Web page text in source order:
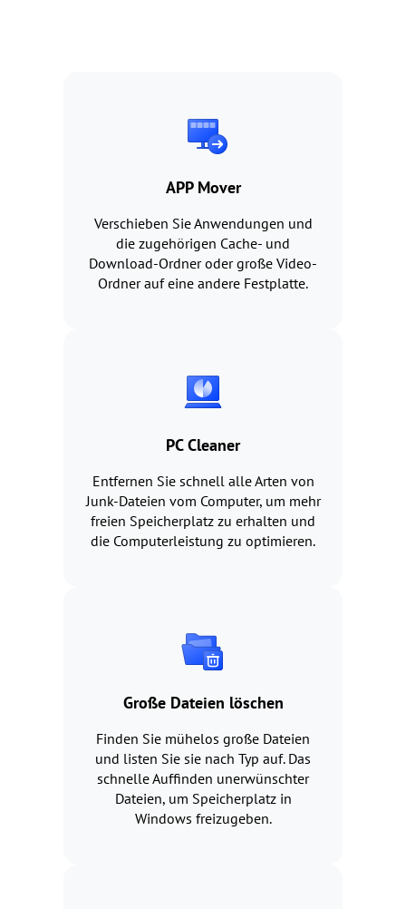
APP Mover
Verschieben Sie Anwendungen und
die zugehörigen Cache- und
Download-Ordner oder große Video-
Ordner auf eine andere Festplatte.
PC Cleaner
Entfernen Sie schnell alle Arten von
Junk-Dateien vom Computer, um mehr
freien Speicherplatz zu erhalten und
die Computerleistung zu optimieren.
Große Dateien löschen
Finden Sie mühelos große Dateien
und listen Sie sie nach Typ auf. Das
schnelle Auffinden unerwünschter
Dateien, um Speicherplatz in
Windows freizugeben.